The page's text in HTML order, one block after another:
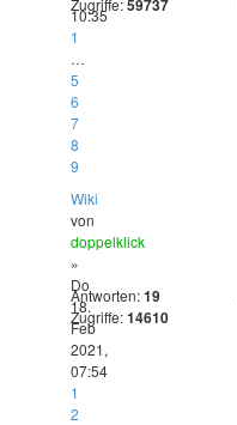
10:35
1
…
5
6
7
8
9
59737
Wiki
von
doppelklick
»
Do
18.
Feb
2021,
07:54
1
2
Antworten:19
Zugriffe:14610